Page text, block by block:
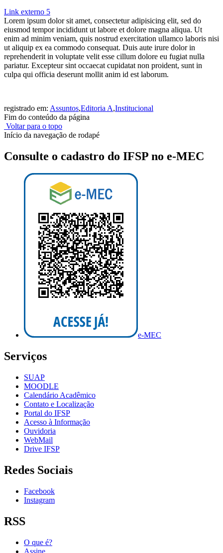
Link externo 5
Lorem ipsum dolor sit amet, consectetur adipisicing elit, sed do
eiusmod tempor incididunt ut labore et dolore magna aliqua. Ut
enim ad minim veniam, quis nostrud exercitation ullamco laboris nisi
ut aliquip ex ea commodo consequat. Duis aute irure dolor in
reprehenderit in voluptate velit esse cillum dolore eu fugiat nulla
pariatur. Excepteur sint occaecat cupidatat non proident, sunt in
culpa qui officia deserunt mollit anim id est laborum.
registrado em: Assuntos,Editoria A,Institucional
Fim do conteúdo da página
Voltar para o topo
Início da navegação de rodapé
Consulte o cadastro do IFSP no e-MEC
e-MEC
Serviços
SUAP
MOODLE
Calendário Acadêmico
Contato e Localização
Portal do IFSP
Acesso à Informação
Ouvidoria
WebMail
Drive IFSP
Redes Sociais
Facebook
Instagram
RSS
O que é?
Assine